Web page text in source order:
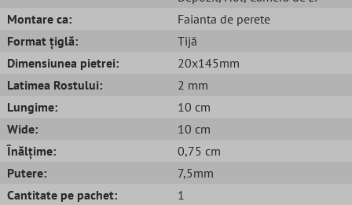
Montare ca:
Faianta de perete
Format țiglă:
Tijă
Dimensiunea pietrei:
20x145mm
Latimea Rostului:
2 mm
Lungime:
10 cm
Wide:
10 cm
Înălțime:
0,75 cm
Putere:
7,5mm
Cantitate pe pachet:
1